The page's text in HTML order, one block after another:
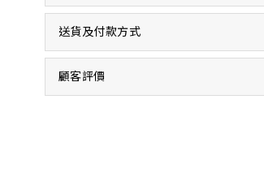
送貨及付款方式
顧客評價